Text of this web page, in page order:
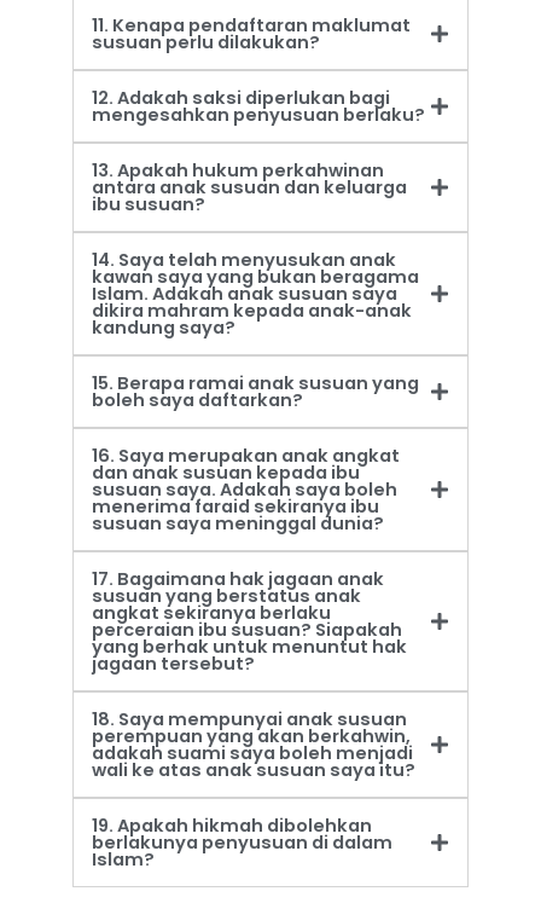
11. Kenapa pendaftaran maklumat
susuan perlu dilakukan?
12. Adakah saksi diperlukan bagi
mengesahkan penyusuan berlaku?
13. Apakah hukum perkahwinan
antara anak susuan dan keluarga
ibu susuan?
14. Saya telah menyusukan anak
kawan saya yang bukan beragama
Islam. Adakah anak susuan saya
dikira mahram kepada anak-anak
kandung saya?
15. Berapa ramai anak susuan yang
boleh saya daftarkan?
16. Saya merupakan anak angkat
dan anak susuan kepada ibu
susuan saya. Adakah saya boleh
menerima faraid sekiranya ibu
susuan saya meninggal dunia?
17. Bagaimana hak jagaan anak
susuan yang berstatus anak
angkat sekiranya berlaku
perceraian ibu susuan? Siapakah
yang berhak untuk menuntut hak
jagaan tersebut?
18. Saya mempunyai anak susuan
perempuan yang akan berkahwin,
adakah suami saya boleh menjadi
wali ke atas anak susuan saya itu?
19. Apakah hikmah dibolehkan
berlakunya penyusuan di dalam
Islam?